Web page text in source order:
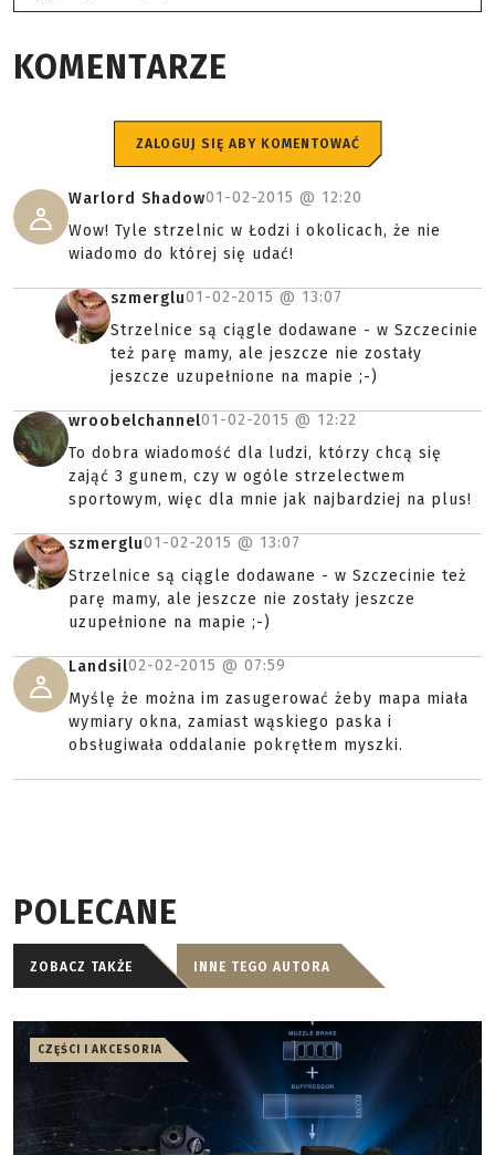
KOMENTARZE
ZALOGUJ SIĘ ABY KOMENTOWAĆ
Warlord Shadow01-02-2015 @ 12:20
Wow! Tyle strzelnic w Łodzi i okolicach, że nie
wiadomo do której się udać!
szmerglu01-02-2015 @ 13:07
Strzelnice są ciągle dodawane - w Szczecinie
też parę mamy, ale jeszcze nie zostały
jeszcze uzupełnione na mapie ;-)
wroobelchannel01-02-2015 @ 12:22
To dobra wiadomość dla ludzi, którzy chcą się
zająć 3 gunem, czy w ogóle strzelectwem
sportowym, więc dla mnie jak najbardziej na plus!
szmerglu01-02-2015 @ 13:07
Strzelnice są ciągle dodawane - w Szczecinie też
parę mamy, ale jeszcze nie zostały jeszcze
uzupełnione na mapie ;-)
Landsil02-02-2015 @ 07:59
Myślę że można im zasugerować żeby mapa miała
wymiary okna, zamiast wąskiego paska i
obsługiwała oddalanie pokrętłem myszki.
POLECANE
ZOBACZ TAKŻE INNE TEGO AUTORA
CZĘŚCI I AKCESORIA